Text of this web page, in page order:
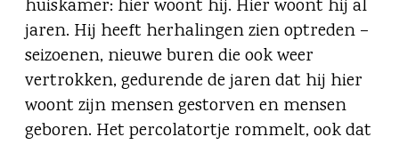
huiskamer: hier woont hij. Hier woont hij al
jaren. Hij heeft herhalingen zien optreden –
seizoenen, nieuwe buren die ook weer
vertrokken, gedurende de jaren dat hij hier
woont zijn mensen gestorven en mensen
geboren. Het percolatortje rommelt, ook dat